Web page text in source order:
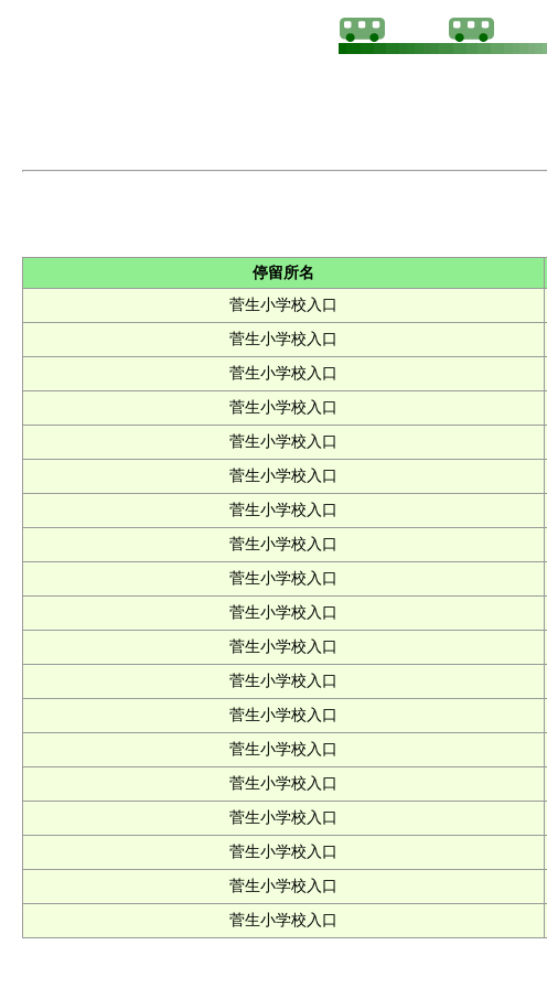
停留所名
菅生小学校入口
菅生小学校入口
菅生小学校入口
菅生小学校入口
菅生小学校入口
菅生小学校入口
菅生小学校入口
菅生小学校入口
菅生小学校入口
菅生小学校入口
菅生小学校入口
菅生小学校入口
菅生小学校入口
菅生小学校入口
菅生小学校入口
菅生小学校入口
菅生小学校入口
菅生小学校入口
菅生小学校入口